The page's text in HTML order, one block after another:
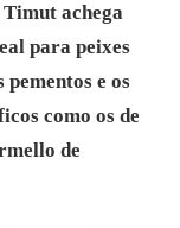
achega
para peixes
e os
como os de
de